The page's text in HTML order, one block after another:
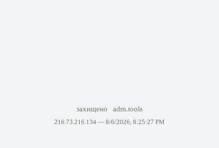
захищено adm.tools
216.73.216.134 — 8/6/2026, 8:25:27 PM